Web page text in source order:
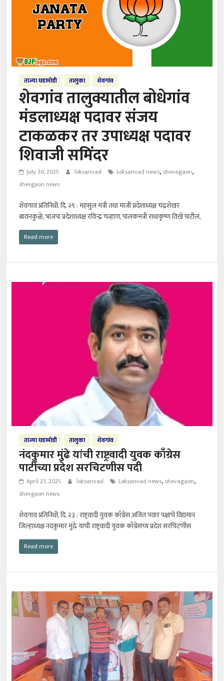
ताज्या घडामोडी तालुका शेवगांव
शेवगांव तालुक्यातील बोधेगांव
मंडलाध्यक्ष पदावर संजय
टाकळकर तर उपाध्यक्ष पदावर
शिवाजी समिंदर
July 30, 2025 loksanvad Loksanvad news, shevagaon,
shevgaon news
शेवगाव प्रतिनिधी, दि. २९ : महसुल मंत्री तथा माजी प्रदेशाध्यक्ष चंद्रशेखर
बावनकुळे, भाजपा प्रदेशाध्यक्ष रविन्द्र चव्हाण, पालकमंत्री राधाकृष्ण विखे पाटील,
Read more
ताज्या घडामोडी तालुका शेवगांव
नंदकुमार मुंढे यांची राष्ट्रवादी युवक काँग्रेस
पार्टीच्या प्रदेश सरचिटणीस पदी
April 23, 2025 loksanvad Loksanvad news, shevagaon,
shevgaon news
शेवगाव प्रतिनिधी, दि. २३ : राष्ट्रवादी युवक काँग्रेस अजित पवार पक्षाचे विद्यमान
जिल्हाध्यक्ष नंदकुमार मुंढे यांची राष्ट्रवादी युवक काँग्रेसच्य प्रदेश सरचिटणीस
Read more